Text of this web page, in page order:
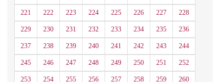
221 222 223 224 225 226 227 228
229 230 231 232 233 234 235 236
237 238 239 240 241 242 243 244
245 246 247 248 249 250 251 252
253 254 255 256 257 258 259 260